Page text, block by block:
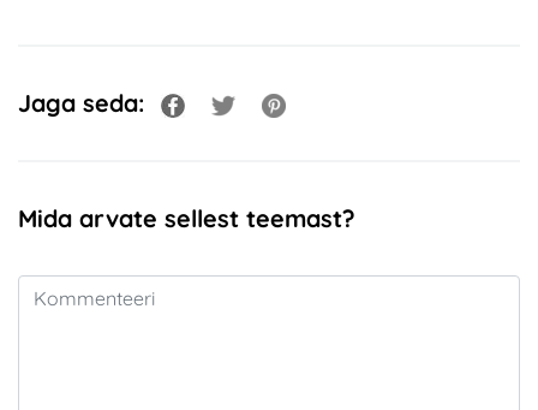
Jaga seda:
Mida arvate sellest teemast?